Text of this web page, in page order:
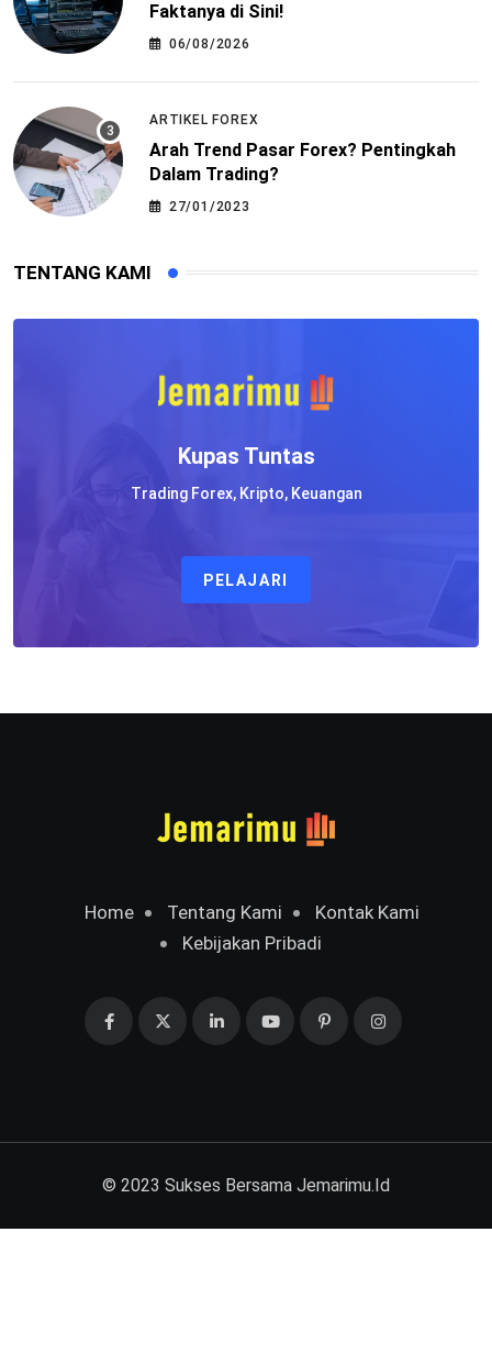
Faktanya di Sini!
06/08/2026
ARTIKEL FOREX
Arah Trend Pasar Forex? Pentingkah
Dalam Trading?
27/01/2023
TENTANG KAMI
Kupas Tuntas
Trading Forex, Kripto, Keuangan
PELAJARI
Home Tentang Kami
Kontak Kami
Kebijakan Pribadi
© 2023 Sukses Bersama Jemarimu.Id